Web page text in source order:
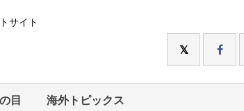
サイト
目 海外トピックス